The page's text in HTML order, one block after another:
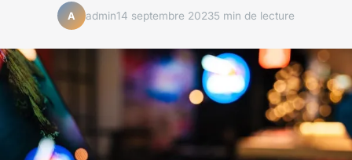
A admin14 septembre 20235 min de lecture